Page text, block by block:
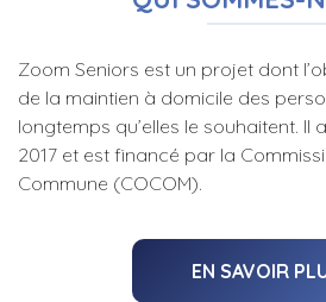
Zoom Seniors est un projet dont
de la maintien à domicile des
longtemps qu’elles le souhaitent. Il
2017 et est financé par la
Commune (COCOM).
EN SAVOIR